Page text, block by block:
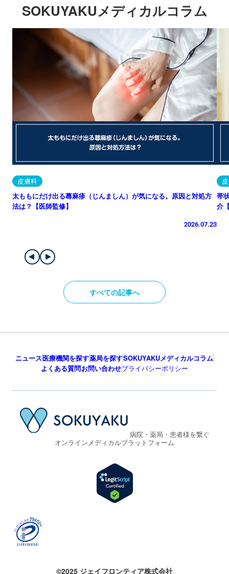
SOKUYAKUメディカルコラム
皮膚科
太ももにだけ出る蕁麻疹（じんましん）が気になる。原因と対処方
法は？【医師監修】
2026.07.23
帯
介
すべての記事へ
ニュース医療機関を探す薬局を探すSOKUYAKUメディカルコラム
よくある質問お問い合わせプライバシーポリシー
病院・薬局・患者様を繋ぐ
オンラインメディカルプラットフォーム
©2025 ジェイフロンティア株式会社